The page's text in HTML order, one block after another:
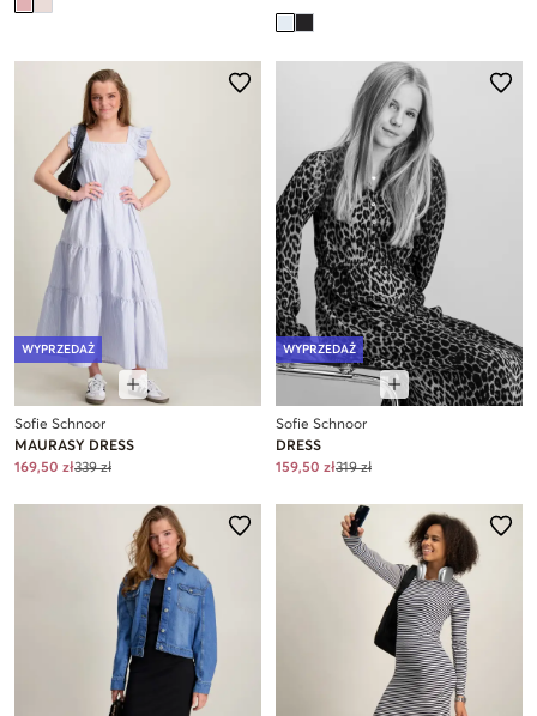
WYPRZEDAŻ
Sofie Schnoor
MAURASY DRESS
169,50 zł339 zł
WYPRZEDAŻ
Sofie Schnoor
DRESS
159,50 zł319 zł